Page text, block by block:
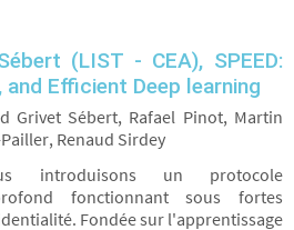
(LIST - CEA), SPEED:
and Efficient Deep learning
Grivet Sébert, Rafael Pinot, Martin
Renaud Sirdey
introduisons un protocole
fonctionnant sous fortes
Fondée sur l'apprentissage